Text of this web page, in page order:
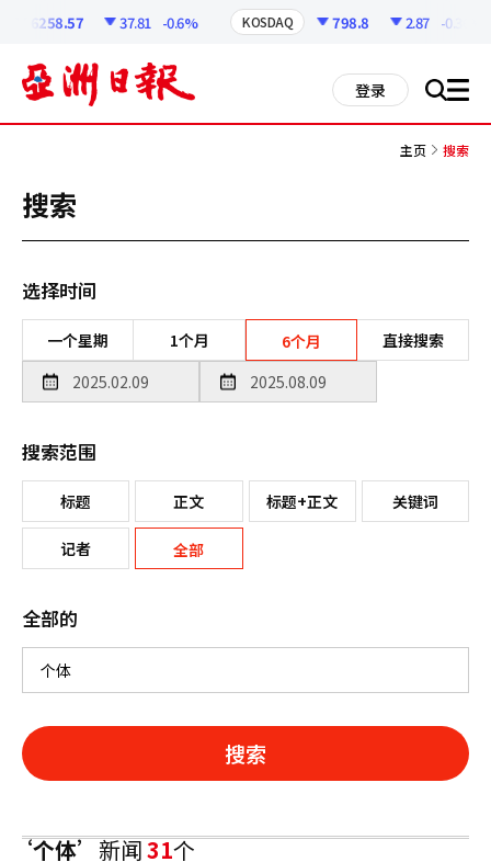
6258.57 37.81 -0.6% KOSDAQ 798.8 2.87 -0.36%
登录 搜 all
主页 搜索
搜索
选择时间
一个星期 1个月 6个月 直接搜索
搜索范围
标题 正文 标题+正文 关键词
记者 全部
全部的
搜索
‘个体’新闻31个